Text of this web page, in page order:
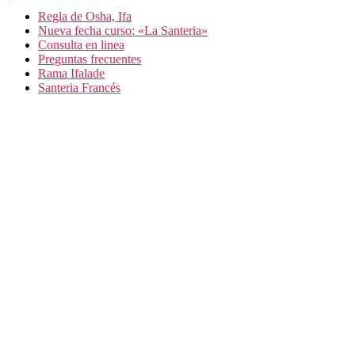
Regla de Osha, Ifa
Nueva fecha curso: «La Santeria»
Consulta en linea
Preguntas frecuentes
Rama Ifalade
Santeria Francés